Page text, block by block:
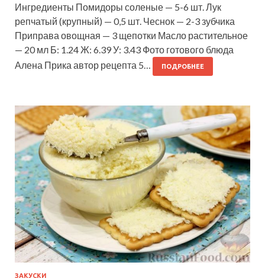
Ингредиенты Помидоры соленые — 5-6 шт. Лук
репчатый (крупный) — 0,5 шт. Чеснок — 2-3 зубчика
Приправа овощная — 3 щепотки Масло растительное
— 20 мл Б: 1.24 Ж: 6.39 У: 3.43 Фото готового блюда
Алена Прика автор рецепта 5…
ПОДРОБНЕЕ
ЗАКУСКИ